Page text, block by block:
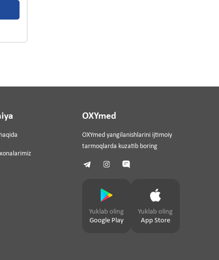
OXYmed
OXYmed yangilanishlarini ijtimoiy
tarmoqlarda kuzatib boring
Yuklab oling
Google Play
Yuklab oling
App Store